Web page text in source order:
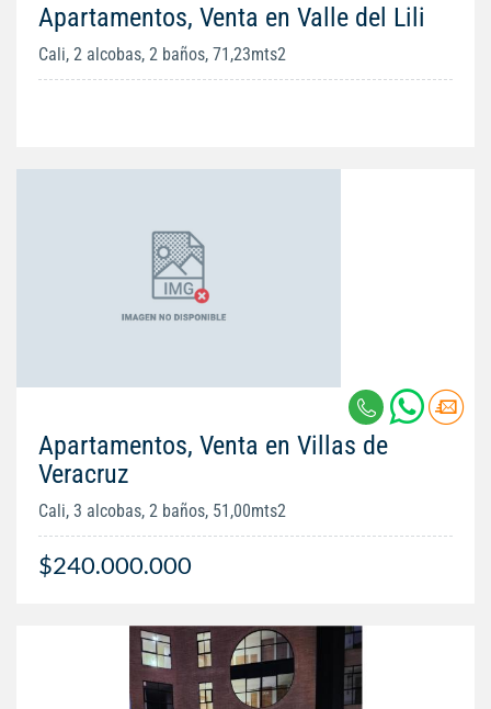
Apartamentos, Venta en Valle del Lili
Cali, 2 alcobas, 2 baños, 71,23mts2
Apartamentos, Venta en Villas de
Veracruz
Cali, 3 alcobas, 2 baños, 51,00mts2
$240.000.000